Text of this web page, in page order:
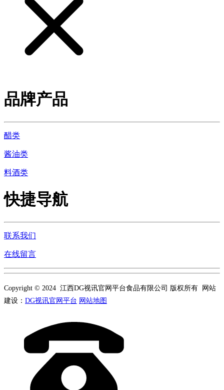
品牌产品
醋类
酱油类
料酒类
快捷导航
联系我们
在线留言
Copyright © 2024 江西DG视讯官网平台食品有限公司 版权所有 网站
建设： DG视讯官网平台 网站地图